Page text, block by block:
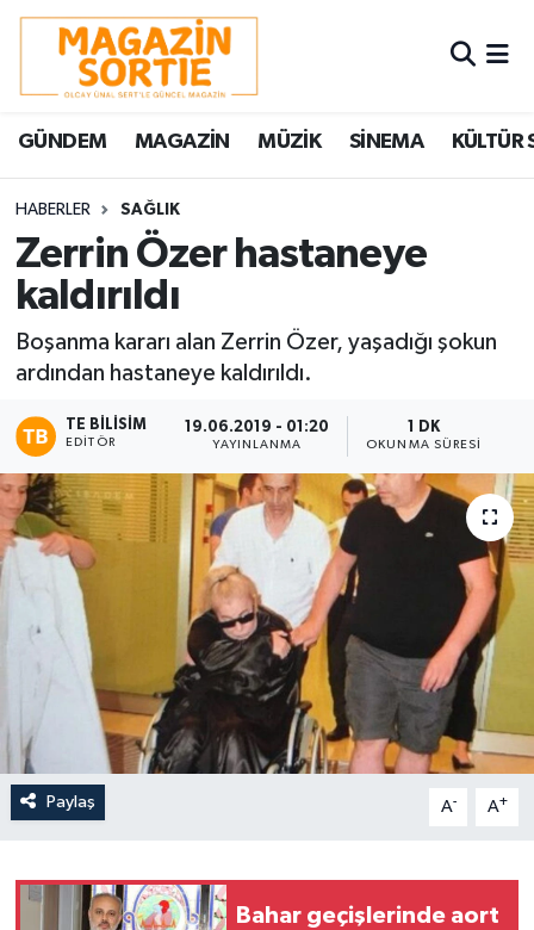
GÜNDEM MAGAZİN MÜZİK SİNEMA KÜLTÜR
HABERLER SAĞLIK
Zerrin Özer hastaneye
kaldırıldı
Boşanma kararı alan Zerrin Özer, yaşadığı şokun
ardından hastaneye kaldırıldı.
TE BILISIM
EDITÖR
19.06.2019 - 01:20
YAYINLANMA
1 DK
OKUNMA SÜRESI
Paylaş A- A+
Bahar geçişlerinde aort
Nöbetçi Eczaneler
Hava Durumu
Trafik Durumu
Süper Lig Puan Durumu ve Fikstür
Tüm Manşetler